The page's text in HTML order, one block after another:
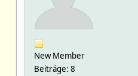
New Member
Beiträge: 8